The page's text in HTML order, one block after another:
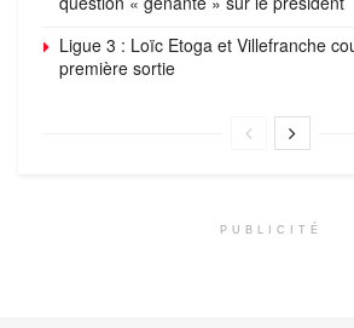
Ligue 3 : Loïc Etoga et Villefranche
première sortie
PUBLICITÉ